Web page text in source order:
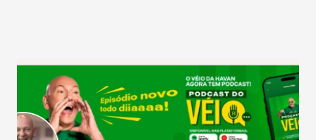
confraternizações de fim de ano e pelo pagamento do 13º
Salário para um número maior de trabalhadores, já que o
país tem a menor taxa de desemprego dos anos recentes.
Ainda segundo a Pesquisa, em novembro de 2025, 40% dos